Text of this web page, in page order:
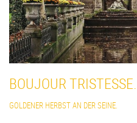
BOUJOUR TRISTESSE.
GOLDENER HERBST AN DER SEINE.